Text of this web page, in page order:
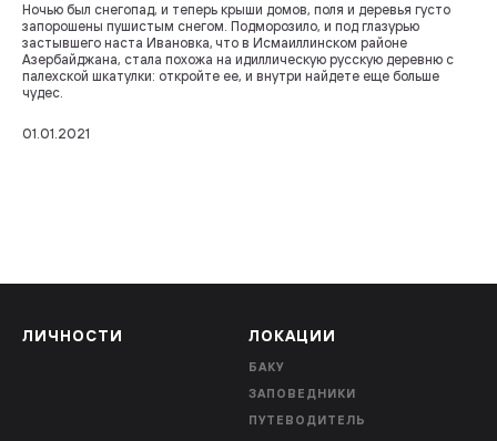
Ночью был снегопад, и теперь крыши домов, поля и деревья густо
запорошены пушистым снегом. Подморозило, и под глазурью
застывшего наста Ивановка, что в Исмаиллинском районе
Азербайджана, стала похожа на идиллическую русскую деревню с
палехской шкатулки: откройте ее, и внутри найдете еще больше
чудес.
01.01.2021
ЛИЧНОСТИ ЛОКАЦИИ
БАКУ
ЗАПОВЕДНИКИ
ПУТЕВОДИТЕЛЬ